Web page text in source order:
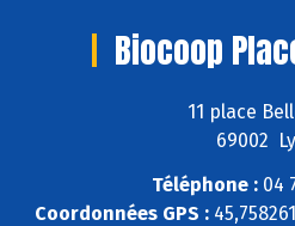
Biocoop
11 place
69002
Téléphone : 04
Coordonnées GPS :